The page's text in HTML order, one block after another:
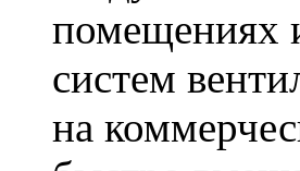
помещениях
систем
на